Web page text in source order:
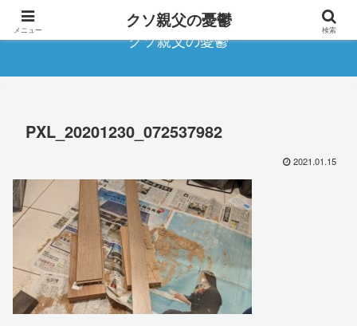
クソ親父の憂鬱
PXL_20201230_072537982
2021.01.15
メニュー クソ親父の憂鬱 検索